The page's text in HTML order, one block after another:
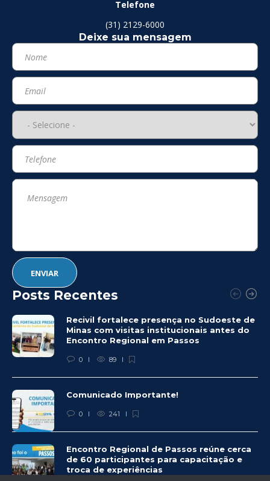
Telefone
(31) 2129-6000
Deixe sua mensagem
Posts Recentes
Recivil fortalece presença no Sudoeste de
Minas com visitas institucionais antes do
Encontro Regional em Passos
0 89
Comunicado Importante!
0 241
Encontro Regional de Passos reúne cerca
de 60 participantes para capacitação e
troca de experiências